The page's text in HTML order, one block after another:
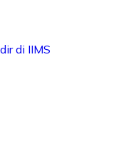
di IIMS